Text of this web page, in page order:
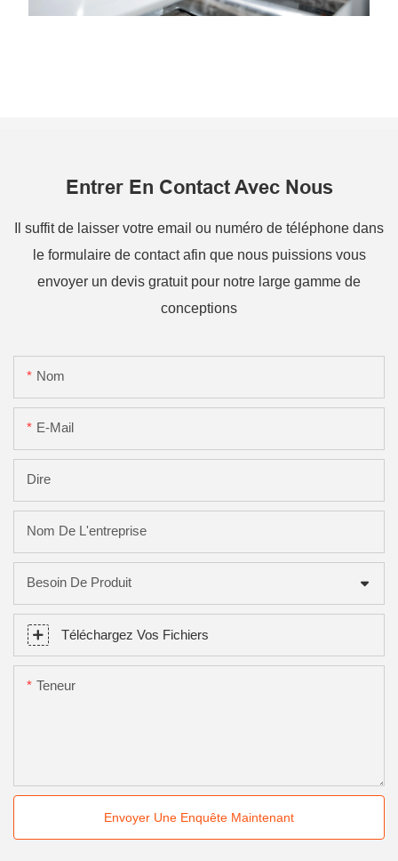
Entrer En Contact Avec Nous
Il suffit de laisser votre email ou numéro de téléphone dans
le formulaire de contact afin que nous puissions vous
envoyer un devis gratuit pour notre large gamme de
conceptions
Nom
E-Mail
Dire
Nom De L'entreprise
Besoin De Produit
Téléchargez Vos Fichiers
Teneur
Envoyer Une Enquête Maintenant